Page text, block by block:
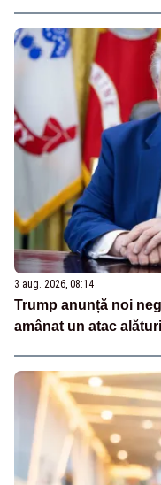
3 aug. 2026, 08:14
Trump anunță noi
amânat un atac